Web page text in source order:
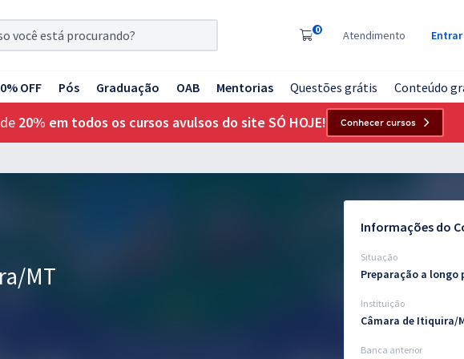
0 Atendimento Entrar
OFF Pós Graduação OAB Mentorias Questões grátis Conteúdo
20% em todos os cursos avulsos do site SÓ HOJE! Conhecer cursos
MT
Informações do
Situação
Preparação a longo
Instituição
Câmara de Itiquira/
Banca anterior